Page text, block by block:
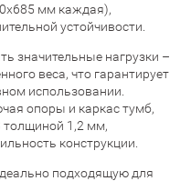
мм каждая),
устойчивости.
значительные нагрузки –
веса, что гарантирует
использовании.
опоры и каркас тумб,
толщиной 1,2 мм,
конструкции.
подходящую для